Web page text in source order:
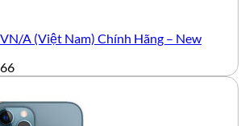
A (Việt Nam) Chính Hãng – New